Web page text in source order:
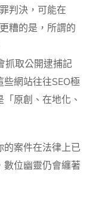
判決，可能在
糟的是，所謂的
抓取公開逮捕記
網站往往SEO極
原創、在地化、
案件在法律上已
位幽靈仍會纏著